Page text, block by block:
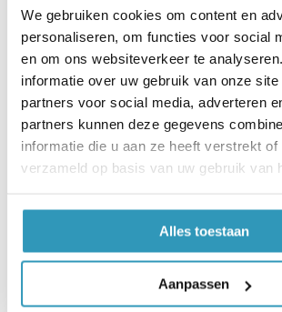
We gebruiken cookies om content en
personaliseren, om functies voor social
en om ons websiteverkeer te
informatie over uw gebruik van onze site
partners voor social media, adverteren
partners kunnen deze gegevens
informatie die u aan ze heeft verstrekt of
verzameld op basis van uw gebruik van
Alles toestaan
Aanpassen
sporttoepassingen.
10m x 1,0m |
dik